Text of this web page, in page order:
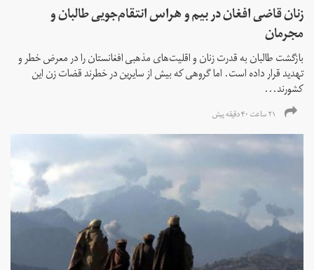
زنان قاضی افغان در بیم و هراس انتقام‌جویی طالبان و
مجرمان
بازگشت طالبان به قدرت زنان و اقلیت‌های مذهبی افغانستان را در معرض خطر و
تهدید قرار داده است. اما گروهی که بیش از سایرین در خطرند قضات زن این
کشورند...
۲۱ ساعت ۴۰ دقیقه پیش